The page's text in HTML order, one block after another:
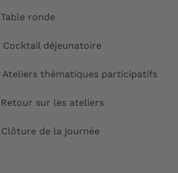
Table ronde
Cocktail déjeunatoire
Ateliers thématiques participatifs
Retour sur les ateliers
Clôture de la journée